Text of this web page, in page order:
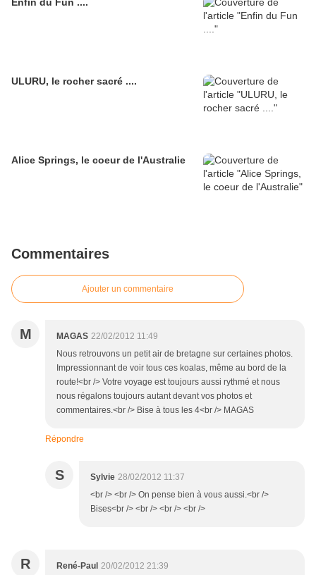
ULURU, le rocher sacré ....
Alice Springs, le coeur de l'Australie
Commentaires
Ajouter un commentaire
M MAGAS 22/02/2012 11:49
Nous retrouvons un petit air de bretagne sur certaines photos.
Impressionnant de voir tous ces koalas, même au bord de la
route!<br /> Votre voyage est toujours aussi rythmé et nous
nous régalons toujours autant devant vos photos et
commentaires.<br /> Bise à tous les 4<br /> MAGAS
Répondre
S Sylvie 28/02/2012 11:37
<br /> <br /> On pense bien à vous aussi.<br />
Bises<br /> <br /> <br /> <br />
R René-Paul 20/02/2012 21:39